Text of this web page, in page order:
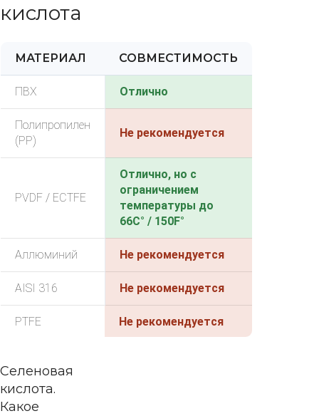
кислота
МАТЕРИАЛ СОВМЕСТИМОСТЬ
ПВХ Отлично
Полипропилен
(PP)
Не рекомендуется
PVDF / ECTFE
Отлично, но с
ограничением
температуры до
66C° / 150F°
Аллюминий Не рекомендуется
AISI 316 Не рекомендуется
PTFE Не рекомендуется
Селеновая
кислота.
Какое